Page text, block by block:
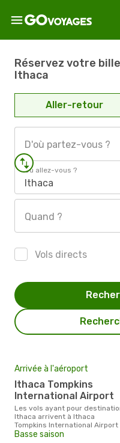
Réservez votre
Ithaca
Aller-retour
D'où partez-vous ?
Où allez-vous ?
Ithaca
Quand ?
Vols directs
Arrivée à l'aéroport
Ithaca Tompkins
International Airport
Les vols ayant pour destination
Ithaca arrivent à Ithaca
Tompkins International Airport
Basse saison